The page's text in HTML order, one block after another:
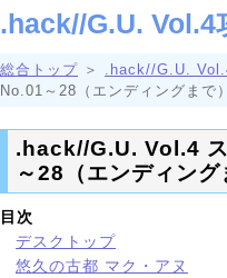
.hack//G.U. Vol.4
総合トップ ＞ .hack//G.U.
No.01～28（エンディングまで）
.hack//G.U. Vol.4
～28（エンディング
目次
デスクトップ
悠久の古都 マク・アヌ